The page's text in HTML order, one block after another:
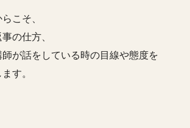
こそ、
の仕方、
が話をしている時の目線や態度を
す。